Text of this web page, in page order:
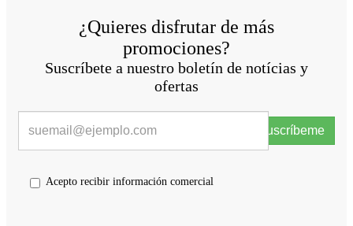
¿Quieres disfrutar de más
promociones?
Suscríbete a nuestro boletín de notícias y
ofertas
Suscríbeme
Acepto recibir información comercial